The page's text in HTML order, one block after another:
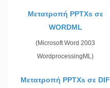
Μετατροπή PPTXs σε
WORDML
(Microsoft Word 2003
WordprocessingML)
Μετατροπή PPTXs σε DIF